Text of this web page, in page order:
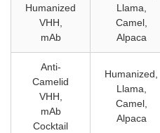
Humanized
VHH,
mAb
Llama,
Camel,
Alpaca
Anti-
Camelid
VHH,
mAb
Cocktail
Humanized,
Llama,
Camel,
Alpaca